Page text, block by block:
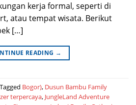
kerja formal, seperti di
atau tempat wisata. Berikut
[…]
READING →
Tagged Bogor), Dusun Bambu Family
terpercaya, JungleLand Adventure